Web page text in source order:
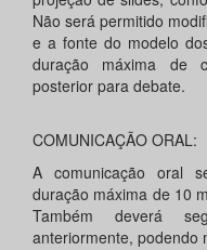
Não será permitido
e a fonte do modelo
duração máxima de
posterior para debate.
COMUNICAÇÃO ORAL:
A comunicação oral
duração máxima de 10
Também deverá
anteriormente, podendo